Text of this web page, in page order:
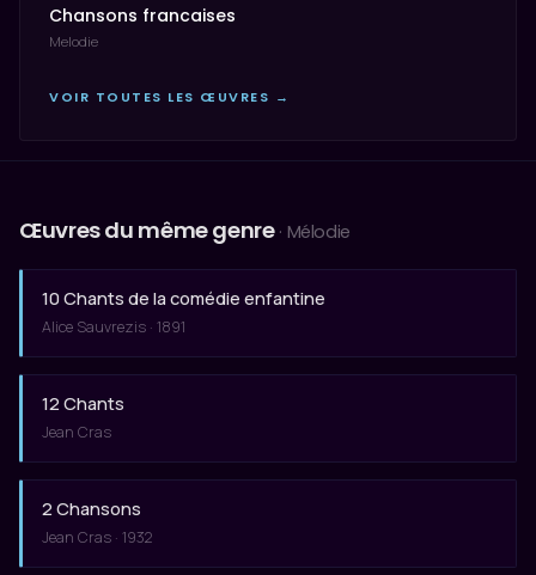
Chansons francaises
Melodie
VOIR TOUTES LES ŒUVRES →
Œuvres du même genre · Mélodie
10 Chants de la comédie enfantine
Alice Sauvrezis · 1891
12 Chants
Jean Cras
2 Chansons
Jean Cras · 1932